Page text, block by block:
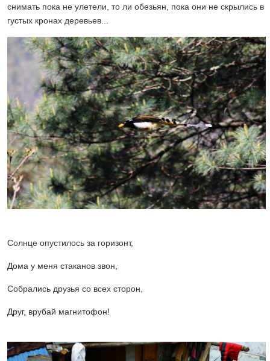
снимать пока не улетели, то ли обезьян, пока они не скрылись в
густых кронах деревьев...
Солнце опустилось за горизонт,
Дома y меня стаканов звон,
Собрались друзья со всех сторон,
Дpyг, вpyбай магнитофон!